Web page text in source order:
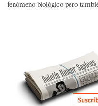
fenómeno biológico pero